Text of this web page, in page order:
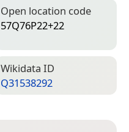
Open location code
57Q76P22+22
Wiki­data ID
Q31538292